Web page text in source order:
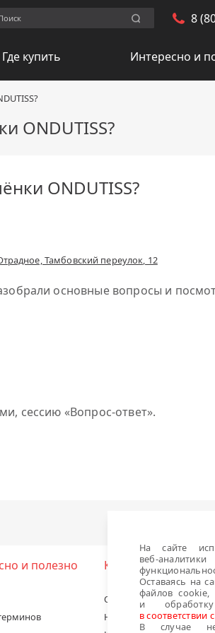
Искать. 8
Где купить Интересно и
ONDUTISS?
ONDUTISS?
Тамбовский переулок, 12
основные вопросы и
сессию «Вопрос-ответ».
и полезно Компания
О компании
Новости
На сайте
веб-аналитики
Оставаясь на
файлов cookie,
и
в
В случае